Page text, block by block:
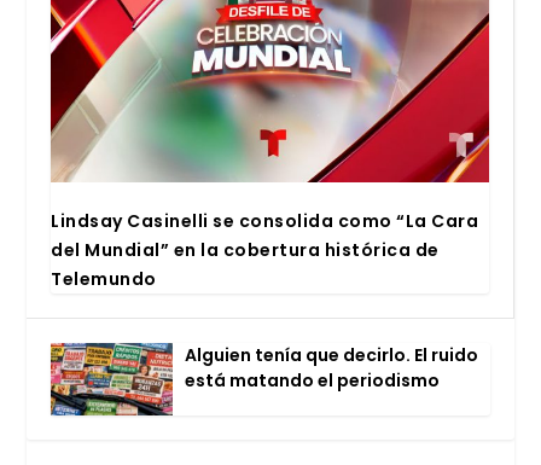
Lind­say Casi­ne­lli se con­so­li­da como “La Cara
del Mun­dial” en la cober­tu­ra his­tó­ri­ca de
Tele­mun­do
Alguien tenía que decir­lo. El rui­do
está matan­do el perio­dis­mo